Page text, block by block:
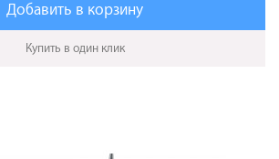
Добавить в корзину
Купить в один клик